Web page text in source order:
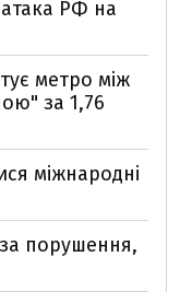
РФ на
метро між
за 1,76
міжнародні
порушення,